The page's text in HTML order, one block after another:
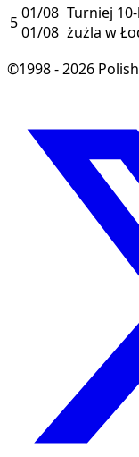
501/08
01/08
Turniej
żużla w
©1998 - 2026